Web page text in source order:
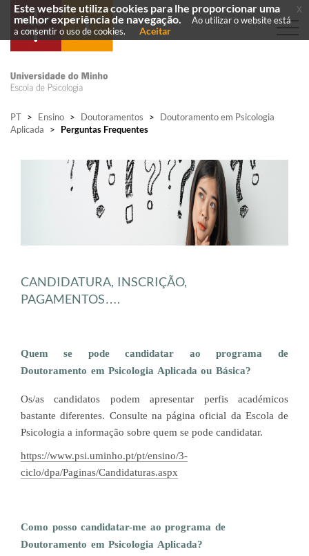
PT > Ensino > Doutoramentos >
Doutoramento em Psicologia
Aplicada
> Perguntas Frequentes
CANDIDATURA, I​NSCRIÇÃO,
PAGAMENTOS….
Quem se pode candidatar ao programa de
Doutoramento em Psicologia Aplicada ou Básica?
Os/as candidatos podem apresentar perfis académicos
bastante diferentes. Consulte na página oficial da Escola de
Psicologia a informação sobre quem se pode candidatar.
https://www.psi.uminho.pt/pt/ensino/3-
ciclo/dpa/Paginas/Candidaturas.aspx
Como posso candidatar-me ao programa de
Doutoramento em Psicologia Aplicada?
Este website utiliza cookies para lhe proporcionar uma
melhor experiência de navegação.
Ao utilizar o website está
a consentir o uso de cookies.
Aceitar
x